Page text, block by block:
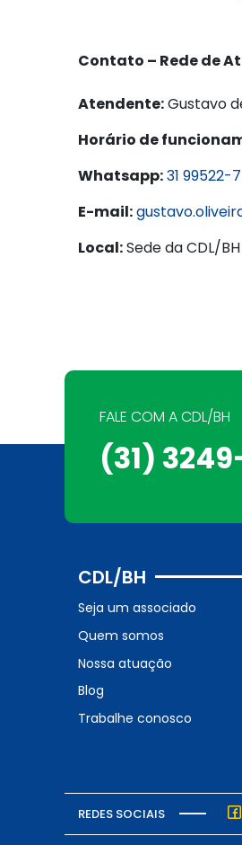
Contato – Rede de
Atendente:Gustavo
Horário de
Whatsapp:31 99522-
E-mail:
Local:Sede da CDL/
FALE COM A CDL/BH
(31)
CDL/BH
Seja um associado
Quem somos
Nossa atuação
Blog
Trabalhe conosco
REDES SOCIAIS